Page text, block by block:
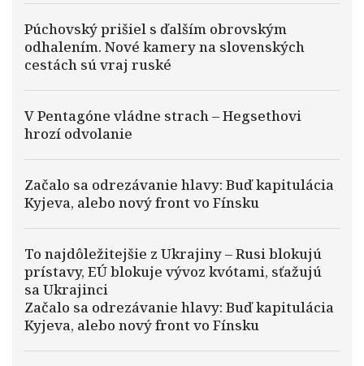
Púchovský prišiel s ďalším obrovským
odhalením. Nové kamery na slovenských
cestách sú vraj ruské
V Pentagóne vládne strach – Hegsethovi
hrozí odvolanie
Začalo sa odrezávanie hlavy: Buď kapitulácia
Kyjeva, alebo nový front vo Fínsku
To najdôležitejšie z Ukrajiny – Rusi blokujú
prístavy, EÚ blokuje vývoz kvótami, sťažujú
sa Ukrajinci
Začalo sa odrezávanie hlavy: Buď kapitulácia
Kyjeva, alebo nový front vo Fínsku